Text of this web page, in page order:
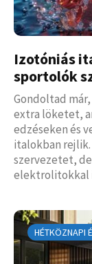
Izotóniás
sportolók
Gondoltad
extra löketet,
edzéseken és
italokban rejlik.
szervezetet,
elektrolitokkal
HÉTKÖZNAPI